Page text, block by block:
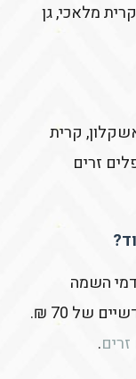
מלאכי, גן
קרית
זרים
דמי השמה
חד-פעמיים של כ-2,000 ₪, דמי מנוי חודשיים של 70 ₪.
.